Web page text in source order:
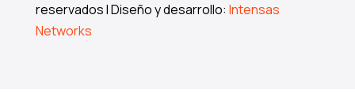
reservados I Diseño y desarrollo: Intensas
Networks